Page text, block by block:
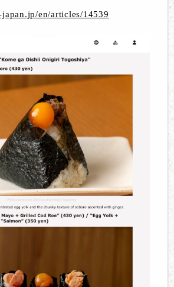
en/articles/14539